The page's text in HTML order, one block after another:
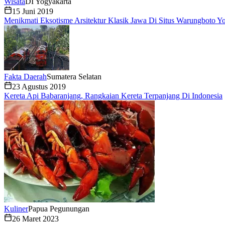
15 Juni 2019
Menikmati Eksotisme Arsitektur Klasik Jawa Di Situs Warungboto
Fakta DaerahSumatera Selatan
23 Agustus 2019
Kereta Api Babaranjang, Rangkaian Kereta Terpanjang Di Indonesia
KulinerPapua Pegunungan
26 Maret 2023